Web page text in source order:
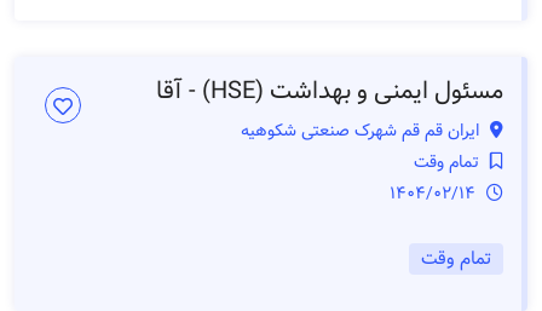
مسئول ایمنی و بهداشت (HSE) - آقا
ایران قم قم شهرک صنعتی شکوهیه
تمام وقت
تمام وقت